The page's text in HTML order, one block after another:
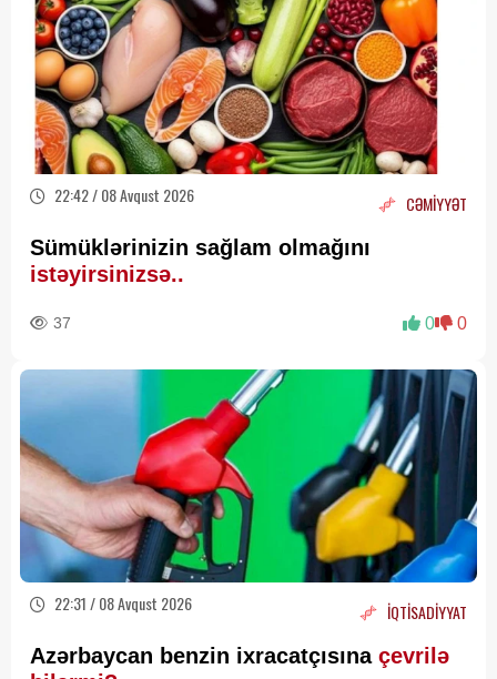
22:42 / 08 Avqust 2026 CƏMİYYƏT
Sümüklərinizin sağlam olmağını
istəyirsinizsə..
37 0 0
22:31 / 08 Avqust 2026 İQTİSADİYYAT
Azərbaycan benzin ixracatçısınaçevrilə